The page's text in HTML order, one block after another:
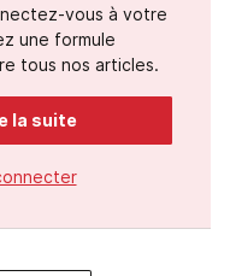
vous à votre
une formule
tous nos articles.
la suite